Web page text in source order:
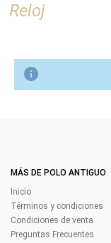
Reloj

MÁS DE POLO ANTIGUO
Inicio
Términos y condiciones
Condiciones de venta
Preguntas Frecuentes